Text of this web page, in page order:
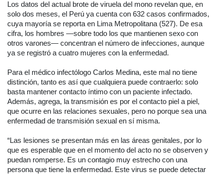
Los datos del actual brote de viruela del mono revelan que, en
solo dos meses, el Perú ya cuenta con 632 casos confirmados,
cuya mayoría se reporta en Lima Metropolitana (527). De esa
cifra, los hombres —sobre todo los que mantienen sexo con
otros varones— concentran el número de infecciones, aunque
ya se registró a cuatro mujeres con la enfermedad.
Para el médico infectólogo Carlos Medina, este mal no tiene
distinción, tanto es así que cualquiera puede contraerlo: solo
basta mantener contacto íntimo con un paciente infectado.
Además, agrega, la transmisión es por el contacto piel a piel,
que ocurre en las relaciones sexuales, pero no porque sea una
enfermedad de transmisión sexual en sí misma.
“Las lesiones se presentan más en las áreas genitales, por lo
que es esperable que en el momento del acto no se observen y
puedan romperse. Es un contagio muy estrecho con una
persona que tiene la enfermedad. Este virus se puede detectar